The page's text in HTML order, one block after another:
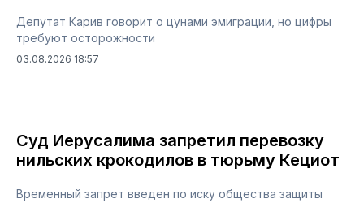
Депутат Карив говорит о цунами эмиграции, но цифры
требуют осторожности
03.08.2026 18:57
Суд Иерусалима запретил перевозку
нильских крокодилов в тюрьму Кециот
Временный запрет введен по иску общества защиты